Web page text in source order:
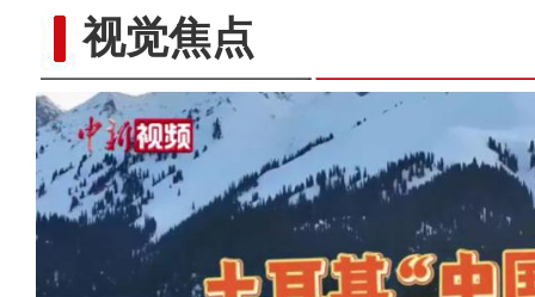
视觉焦点新疆为野生动物投放“爱心